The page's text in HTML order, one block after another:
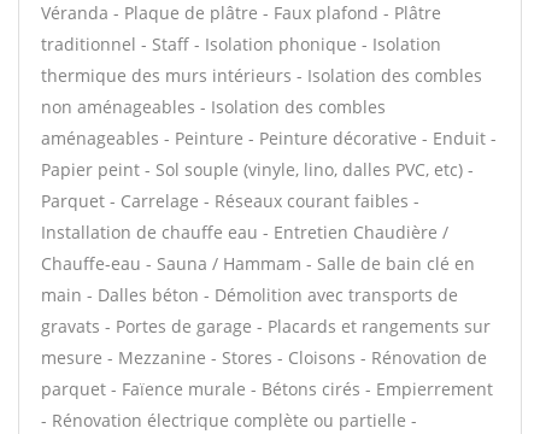
Véranda - Plaque de plâtre - Faux plafond - Plâtre
traditionnel - Staff - Isolation phonique - Isolation
thermique des murs intérieurs - Isolation des combles
non aménageables - Isolation des combles
aménageables - Peinture - Peinture décorative - Enduit -
Papier peint - Sol souple (vinyle, lino, dalles PVC, etc) -
Parquet - Carrelage - Réseaux courant faibles -
Installation de chauffe eau - Entretien Chaudière /
Chauffe-eau - Sauna / Hammam - Salle de bain clé en
main - Dalles béton - Démolition avec transports de
gravats - Portes de garage - Placards et rangements sur
mesure - Mezzanine - Stores - Cloisons - Rénovation de
parquet - Faïence murale - Bétons cirés - Empierrement
- Rénovation électrique complète ou partielle -